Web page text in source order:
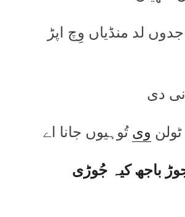
لد منڈیاں وِچ اپڑ
دی
ویتُوہیوں جانا اے
باجھ کیہ جُوڑی